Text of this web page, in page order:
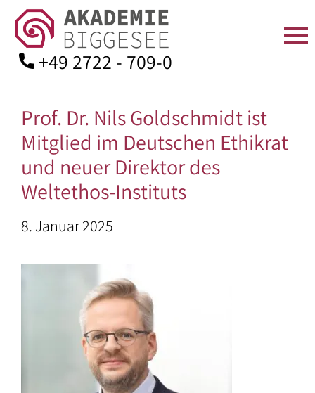
content
+49 2722 - 709-0
STARTSEITE
ÜBER
UNS
Team
Leitbild
Geschichte
Aufsichtsrat
Kuratorium
Zertifizierung
Impressionen
SEMINARANGEBOT
Seminarprogramm
Bildungsurlaube
Bildungsarbeit
für:
–
Bundeswehr
Auszubildende
TAGEN
IN
DER
AKADEMIE
Ausstattung
AKTUELLES
KONTAKT
Anfahrt
Kontaktformular
Mitgliedschaft
Prof. Dr. Nils Goldschmidt ist
Mitglied im Deutschen Ethikrat
und neuer Direktor des
Weltethos-Instituts
8. Januar 2025